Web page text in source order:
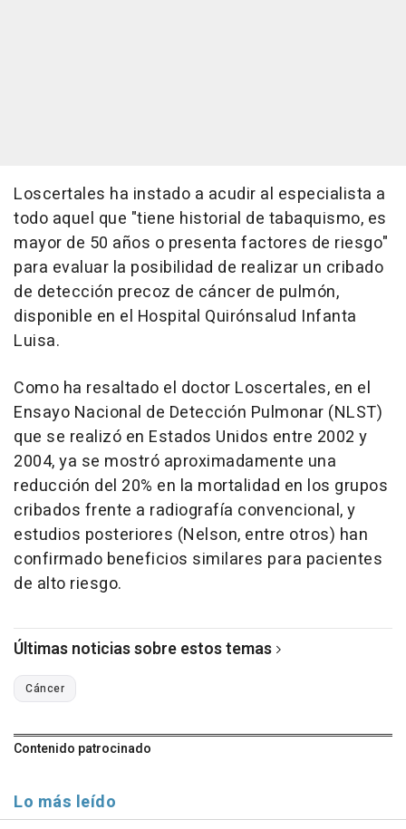
Loscertales ha instado a acudir al especialista a
todo aquel que "tiene historial de tabaquismo, es
mayor de 50 años o presenta factores de riesgo"
para evaluar la posibilidad de realizar un cribado
de detección precoz de cáncer de pulmón,
disponible en el Hospital Quirónsalud Infanta
Luisa.
Como ha resaltado el doctor Loscertales, en el
Ensayo Nacional de Detección Pulmonar (NLST)
que se realizó en Estados Unidos entre 2002 y
2004, ya se mostró aproximadamente una
reducción del 20% en la mortalidad en los grupos
cribados frente a radiografía convencional, y
estudios posteriores (Nelson, entre otros) han
confirmado beneficios similares para pacientes
de alto riesgo.
Últimas noticias sobre estos temas
Cáncer
Contenido patrocinado
Lo más leído